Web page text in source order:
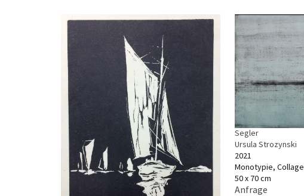
Segler
Ursula Strozynski
2021
Monotypie, Collage
50 x 70 cm
Anfrage